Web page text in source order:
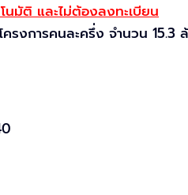
นมัติ และไม่ต้องลงทะเบียน
ครงการคนละครึ่ง จำนวน